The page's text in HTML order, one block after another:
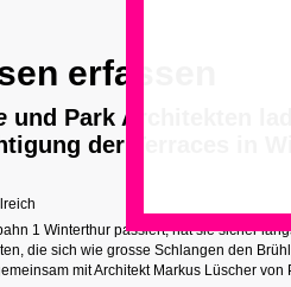
erfassen
und Park Architekten
der Terraces in
1 Winterthur passiert, hat sie sicher
die sich wie grosse Schlangen den
mit Architekt Markus Lüscher